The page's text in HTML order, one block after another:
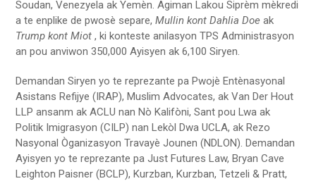
Soudan, Venezyela ak Yemèn. Agiman Lakou Siprèm mèkredi
a te enplike de pwosè separe, Mullin kont Dahlia Doe ak
Trump kont Miot , ki konteste anilasyon TPS Administrasyon
an pou anviwon 350,000 Ayisyen ak 6,100 Siryen.
Demandan Siryen yo te reprezante pa Pwojè Entènasyonal
Asistans Refijye (IRAP), Muslim Advocates, ak Van Der Hout
LLP ansanm ak ACLU nan Nò Kalifòni, Sant pou Lwa ak
Politik Imigrasyon (CILP) nan Lekòl Dwa UCLA, ak Rezo
Nasyonal Òganizasyon Travayè Jounen (NDLON). Demandan
Ayisyen yo te reprezante pa Just Futures Law, Bryan Cave
Leighton Paisner (BCLP), Kurzban, Kurzban, Tetzeli & Pratt,